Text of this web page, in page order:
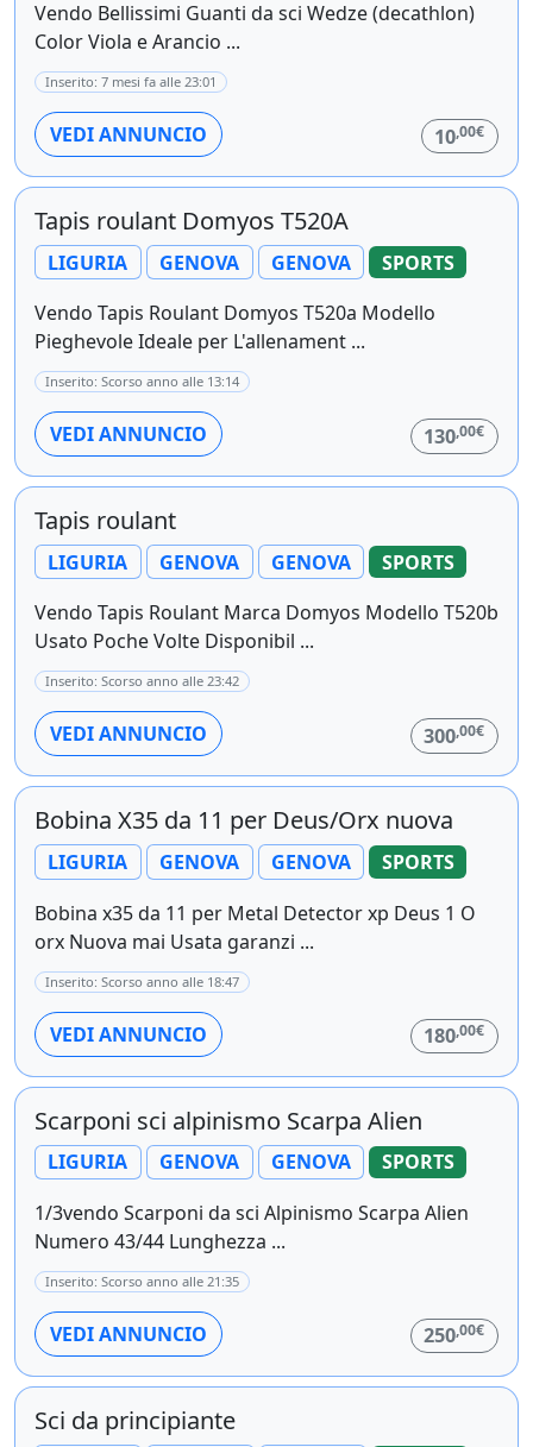
Vendo Bellissimi Guanti da sci Wedze (decathlon)
Color Viola e Arancio ...
Inserito: 7 mesi fa alle 23:01
VEDI ANNUNCIO 10,00€
Tapis roulant Domyos T520A
LIGURIA GENOVA GENOVA
SPORTS
Vendo Tapis Roulant Domyos T520a Modello
Pieghevole Ideale per L'allenament ...
Inserito: Scorso anno alle 13:14
VEDI ANNUNCIO 130,00€
Tapis roulant
LIGURIA GENOVA GENOVA
SPORTS
Vendo Tapis Roulant Marca Domyos Modello T520b
Usato Poche Volte Disponibil ...
Inserito: Scorso anno alle 23:42
VEDI ANNUNCIO 300,00€
Bobina X35 da 11 per Deus/Orx nuova
LIGURIA GENOVA GENOVA
SPORTS
Bobina x35 da 11 per Metal Detector xp Deus 1 O
orx Nuova mai Usata garanzi ...
Inserito: Scorso anno alle 18:47
VEDI ANNUNCIO 180,00€
Scarponi sci alpinismo Scarpa Alien
LIGURIA GENOVA GENOVA
SPORTS
1/3vendo Scarponi da sci Alpinismo Scarpa Alien
Numero 43/44 Lunghezza ...
Inserito: Scorso anno alle 21:35
VEDI ANNUNCIO 250,00€
Sci da principiante